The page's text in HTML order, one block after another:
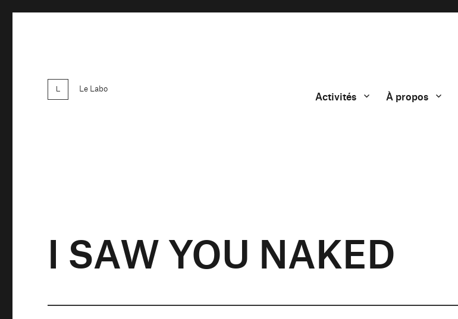
Le Labo
Activités À propos
I SAW YOU NAKED